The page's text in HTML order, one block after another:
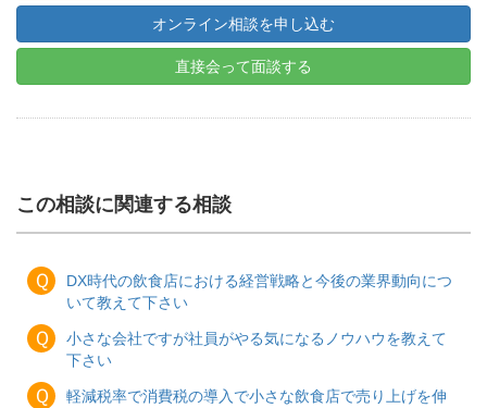
オンライン相談を申し込む
直接会って面談する
この相談に関連する相談
Ｑ
DX時代の飲食店における経営戦略と今後の業界動向につ
いて教えて下さい
Ｑ
小さな会社ですが社員がやる気になるノウハウを教えて
下さい
Ｑ
軽減税率で消費税の導入で小さな飲食店で売り上げを伸